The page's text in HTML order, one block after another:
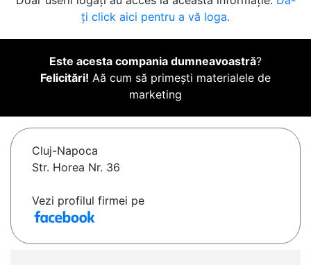
ți click aici pentru a vă loga.
Este acesta compania dumneavoastră?
Felicitări! Aă cum să primești materialele de
marketing
Cluj-Napoca
Str. Horea Nr. 36
Vezi profilul firmei pe